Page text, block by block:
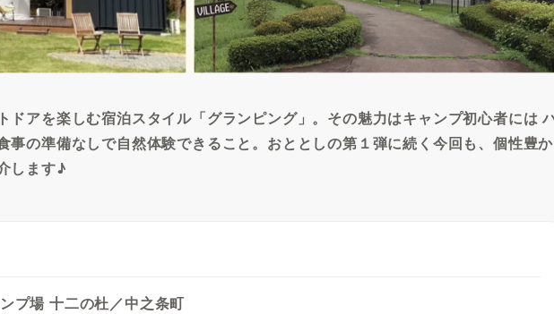
アを楽しむ宿泊スタイル「グランピング」。その魅力はキャンプ初心者には
事の準備なしで自然体験できること。おととしの第１弾に続く今回も、個性豊か
します♪
プ場 十二の杜／中之条町